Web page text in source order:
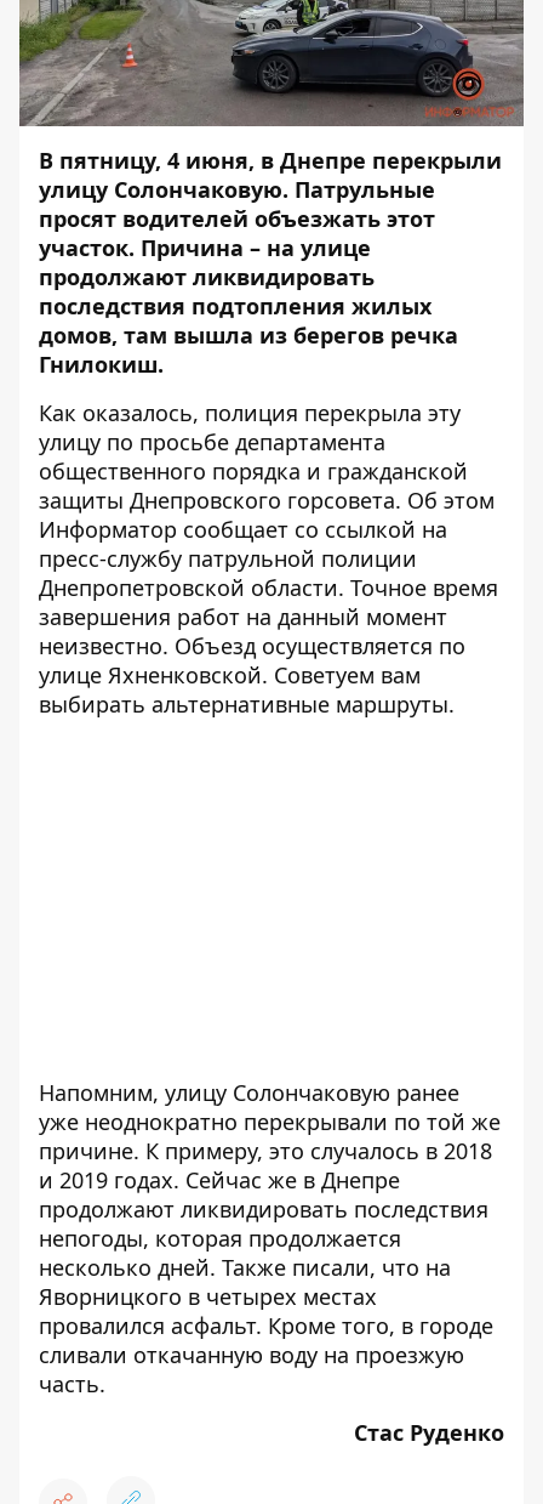
В пятницу, 4 июня, в Днепре перекрыли
улицу Солончаковую. Патрульные
просят водителей объезжать этот
участок. Причина – на улице
продолжают ликвидировать
последствия подтопления жилых
домов, там вышла из берегов речка
Гнилокиш.
Как оказалось, полиция перекрыла эту
улицу по просьбе департамента
общественного порядка и гражданской
защиты Днепровского горсовета. Об этом
Информатор сообщает со ссылкой на
пресс-службу патрульной полиции
Днепропетровской области. Точное время
завершения работ на данный момент
неизвестно. Объезд осуществляется по
улице Яхненковской. Советуем вам
выбирать альтернативные маршруты.
Напомним, улицу Солончаковую ранее
уже неоднократно перекрывали по той же
причине. К примеру, это случалось в 2018
и 2019 годах. Сейчас же в Днепре
продолжают ликвидировать последствия
непогоды, которая продолжается
несколько дней. Также писали, что на
Яворницкого в четырех местах
провалился асфальт. Кроме того, в городе
сливали откачанную воду на проезжую
часть.
Стас Руденко